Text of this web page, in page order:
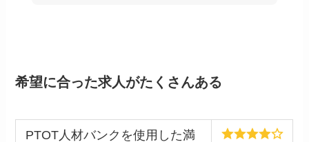
希望に合った求人がたくさんある
PTOT人材バンクを使用した満